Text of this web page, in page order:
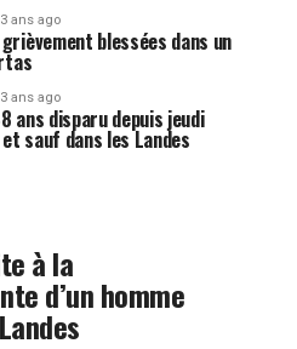
3 ans ago
blessées dans un
3 ans ago
ans disparu depuis jeudi
sauf dans les Landes
à la
d’un homme